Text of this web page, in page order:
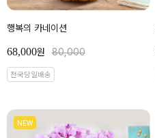
행복의 카네이션
68,000원 80,000
전국당일배송
NEW